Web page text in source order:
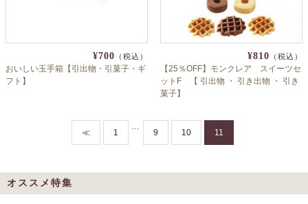
¥700 （税込）
おいしい玉手箱【引出物・引菓子・ギ
フト】
¥810 （税込）
【25％OFF】モンクレア スイーツセ
ットF 【 引出物 ・ 引き出物 ・ 引き
菓子】
≪ 1
…
9 10 11
オススメ特集